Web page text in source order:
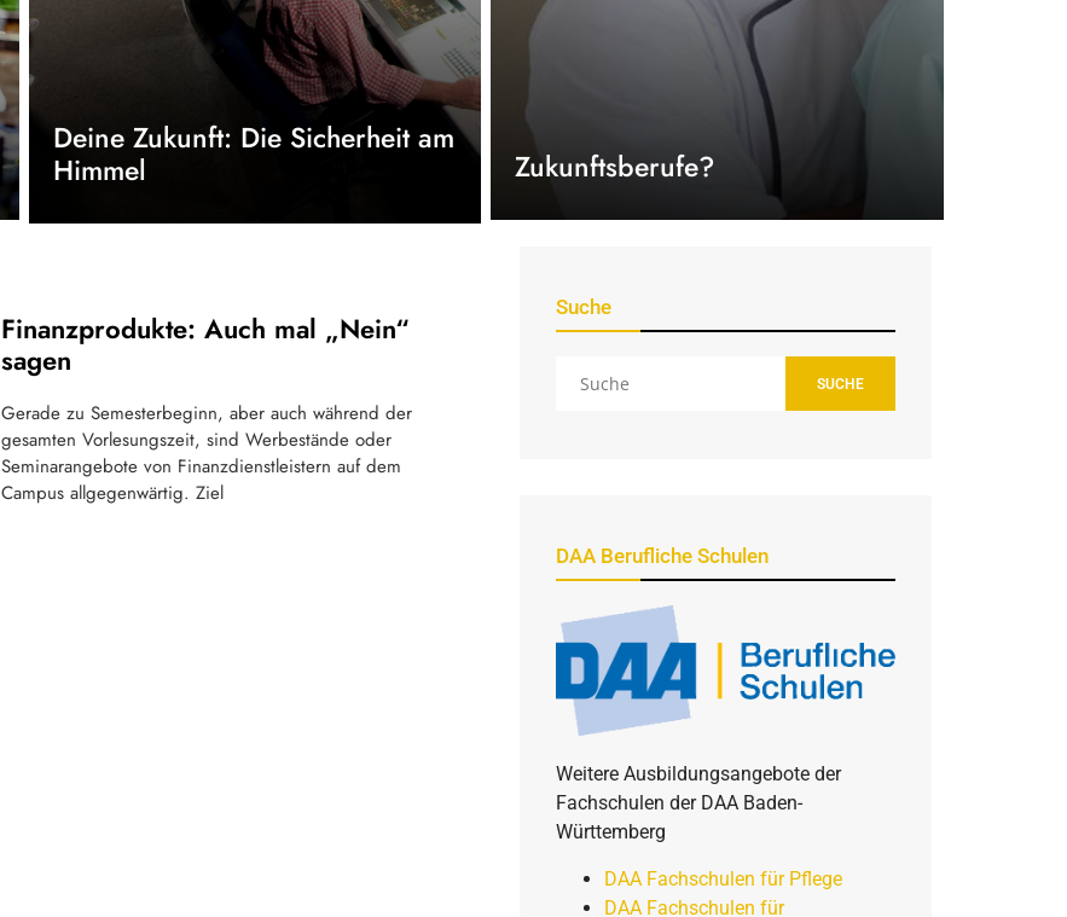
Deine Zukunft: Die Sicherheit am
Himmel Zukunftsberufe?
Finanzprodukte: Auch mal „Nein“
sagen
Gerade zu Semesterbeginn, aber auch während der
gesamten Vorlesungszeit, sind Werbestände oder
Seminarangebote von Finanzdienstleistern auf dem
Campus allgegenwärtig. Ziel
Suche
SUCHE
DAA Berufliche Schulen
Weitere Ausbildungsangebote der
Fachschulen der DAA Baden-
Württemberg
DAA Fachschulen für Pflege
DAA Fachschulen für